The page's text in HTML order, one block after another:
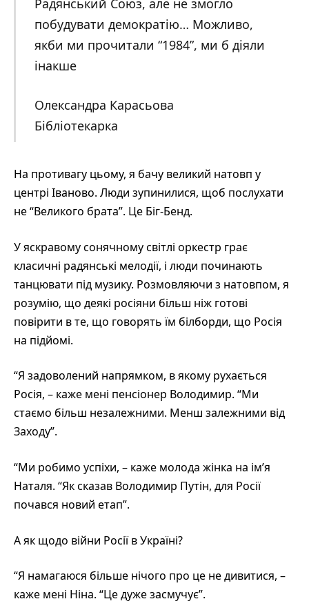
побудувати демократію… Можливо,
якби ми прочитали “1984”, ми б діяли
інакше
Олександра Карасьова
Бібліотекарка
На противагу цьому, я бачу великий натовп у
центрі Іваново. Люди зупинилися, щоб послухати
не “Великого брата”. Це Біг-Бенд.
У яскравому сонячному світлі оркестр грає
класичні радянські мелодії, і люди починають
танцювати під музику. Розмовляючи з натовпом, я
розумію, що деякі росіяни більш ніж готові
повірити в те, що говорять їм білборди, що Росія
на підйомі.
“Я задоволений напрямком, в якому рухається
Росія, – каже мені пенсіонер Володимир. “Ми
стаємо більш незалежними. Менш залежними від
Заходу”.
“Ми робимо успіхи, – каже молода жінка на ім’я
Наталя. “Як сказав Володимир Путін, для Росії
почався новий етап”.
А як щодо війни Росії в Україні?
“Я намагаюся більше нічого про це не дивитися, –
каже мені Ніна. “Це дуже засмучує”.